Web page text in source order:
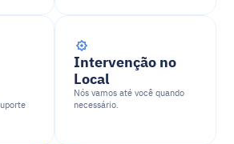
Intervenção no
Local
Nós vamos até você quando
necessário.